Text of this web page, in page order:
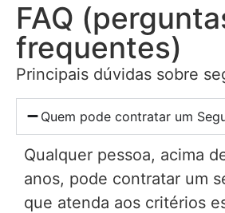
FAQ
frequentes)
Principais dúvidas sobre
Quem pode contratar um
Qualquer pessoa, acima
anos, pode contratar um
que atenda aos critérios